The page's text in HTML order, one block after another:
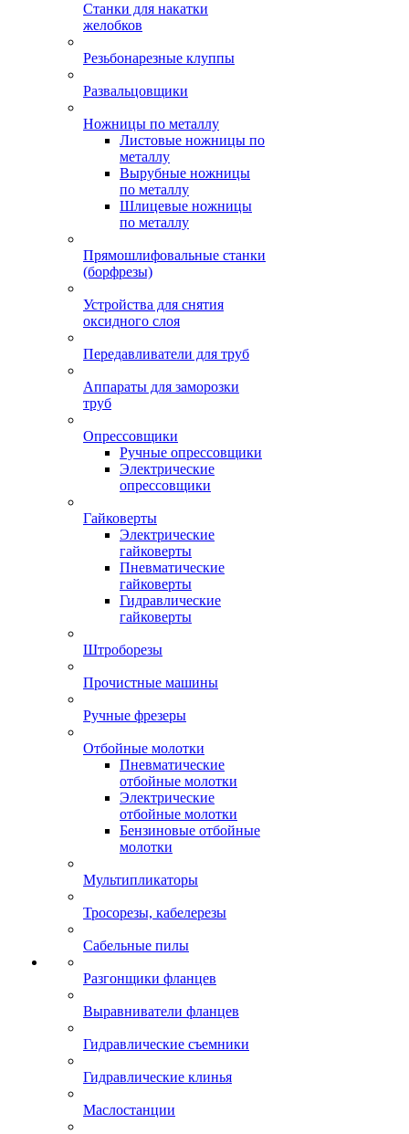
Станки для накатки
желобков
Резьбонарезные клуппы
Развальцовщики
Ножницы по металлу
Листовые ножницы по
металлу
Вырубные ножницы
по металлу
Шлицевые ножницы
по металлу
Прямошлифовальные станки
(борфрезы)
Устройства для снятия
оксидного слоя
Передавливатели для труб
Аппараты для заморозки
труб
Опрессовщики
Ручные опрессовщики
Электрические
опрессовщики
Гайковерты
Электрические
гайковерты
Пневматические
гайковерты
Гидравлические
гайковерты
Штроборезы
Прочистные машины
Ручные фрезеры
Отбойные молотки
Пневматические
отбойные молотки
Электрические
отбойные молотки
Бензиновые отбойные
молотки
Мультипликаторы
Тросорезы, кабелерезы
Сабельные пилы
Разгонщики фланцев
Выравниватели фланцев
Гидравлические съемники
Гидравлические клинья
Маслостанции